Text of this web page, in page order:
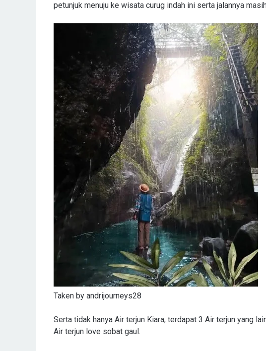
petunjuk menuju ke wisata curug indah ini serta jalannya
Taken by andrijourneys28
Serta tidak hanya Air terjun Kiara, terdapat 3 Air terjun yang
Air terjun love sobat gaul.